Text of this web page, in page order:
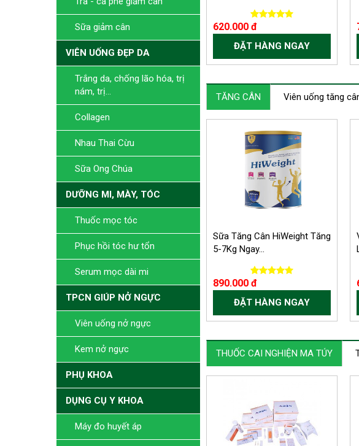
620.000 đ
ĐẶT HÀNG NGAY
TĂNG CÂN Viên uống tăng
Sữa Tăng Cân HiWeight Tăng
5-7Kg Ngay...
890.000 đ
ĐẶT HÀNG NGAY
THUỐC CAI NGHIỆN MA TÚY
Sữa giảm cân
VIÊN UỐNG ĐẸP DA
Trắng da, chống lão hóa, trị
nám, trị...
Collagen
Nhau Thai Cừu
Sữa Ong Chúa
DƯỠNG MI, MÀY, TÓC
Thuốc mọc tóc
Phục hồi tóc hư tổn
Serum mọc dài mi
TPCN GIÚP NỞ NGỰC
Viên uống nở ngực
Kem nở ngực
PHỤ KHOA
DỤNG CỤ Y KHOA
Máy đo huyết áp